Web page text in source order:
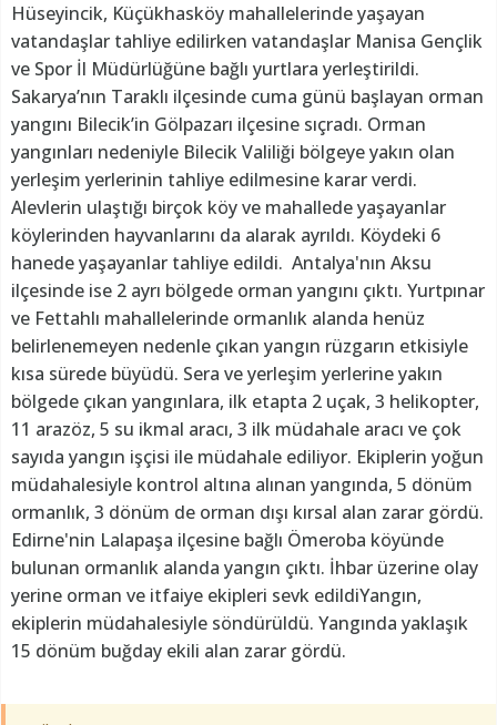
Hüseyincik, Küçükhasköy mahallelerinde yaşayan
vatandaşlar tahliye edilirken vatandaşlar Manisa Gençlik
ve Spor İl Müdürlüğüne bağlı yurtlara yerleştirildi.
Sakarya’nın Taraklı ilçesinde cuma günü başlayan orman
yangını Bilecik’in Gölpazarı ilçesine sıçradı. Orman
yangınları nedeniyle Bilecik Valiliği bölgeye yakın olan
yerleşim yerlerinin tahliye edilmesine karar verdi.
Alevlerin ulaştığı birçok köy ve mahallede yaşayanlar
köylerinden hayvanlarını da alarak ayrıldı. Köydeki 6
hanede yaşayanlar tahliye edildi. Antalya'nın Aksu
ilçesinde ise 2 ayrı bölgede orman yangını çıktı. Yurtpınar
ve Fettahlı mahallelerinde ormanlık alanda henüz
belirlenemeyen nedenle çıkan yangın rüzgarın etkisiyle
kısa sürede büyüdü. Sera ve yerleşim yerlerine yakın
bölgede çıkan yangınlara, ilk etapta 2 uçak, 3 helikopter,
11 arazöz, 5 su ikmal aracı, 3 ilk müdahale aracı ve çok
sayıda yangın işçisi ile müdahale ediliyor. Ekiplerin yoğun
müdahalesiyle kontrol altına alınan yangında, 5 dönüm
ormanlık, 3 dönüm de orman dışı kırsal alan zarar gördü.
Edirne'nin Lalapaşa ilçesine bağlı Ömeroba köyünde
bulunan ormanlık alanda yangın çıktı. İhbar üzerine olay
yerine orman ve itfaiye ekipleri sevk edildiYangın,
ekiplerin müdahalesiyle söndürüldü. Yangında yaklaşık
15 dönüm buğday ekili alan zarar gördü.